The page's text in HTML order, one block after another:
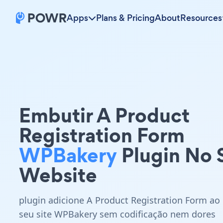
Apps Plans & PricingAboutResources
Embutir A Product
Registration Form
WPBakery Plugin No
Website
plugin adicione A Product Registration Form ao
seu site WPBakery sem codificação nem dores